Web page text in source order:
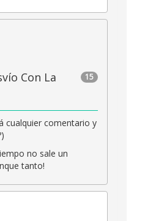
15
Con La
cualquier comentario y
no sale un
tanto!